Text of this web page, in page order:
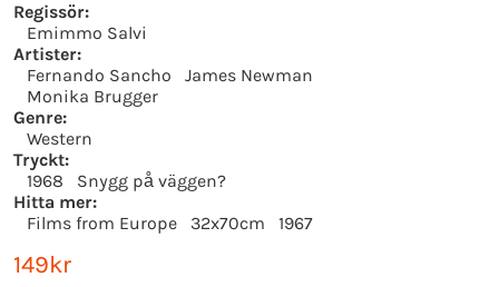
Regissör:
Emimmo Salvi
Artister:
Fernando Sancho
James Newman
Monika Brugger
Genre:
Western
Tryckt:
1968
Snygg på väggen?
Hitta mer:
Films from Europe
32x70cm 1967
149kr